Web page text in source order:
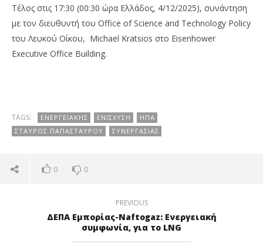
Τέλος στις 17:30 (00:30 ώρα Ελλάδος, 4/12/2025), συνάντηση
με τον διευθυντή του Office of Science and Technology Policy
του Λευκού Οίκου, Michael Kratsios στο Eisenhower
Executive Office Building.
TAGS: ΕΝΕΡΓΕΙΑΚΉΣ ΕΝΊΣΧΥΣΗ
ΗΠΑ
ΣΤΑΎΡΟΣ ΠΑΠΑΣΤΑΎΡΟΥ
ΣΥΝΕΡΓΑΣΊΑΣ
0 0
PREVIOUS
ΔΕΠΑ Εμπορίας-Naftogaz: Ενεργειακή
συμφωνία, για το LNG